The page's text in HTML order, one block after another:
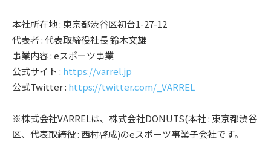
本社所在地 : 東京都渋谷区初台1-27-12
代表者 : 代表取締役社長 鈴木文雄
事業内容 : eスポーツ事業
公式サイト : https://varrel.jp
公式Twitter : https://twitter.com/_VARREL
※株式会社VARRELは、株式会社DONUTS(本社 : 東京都渋谷
区、代表取締役 : 西村啓成)のeスポーツ事業子会社です。